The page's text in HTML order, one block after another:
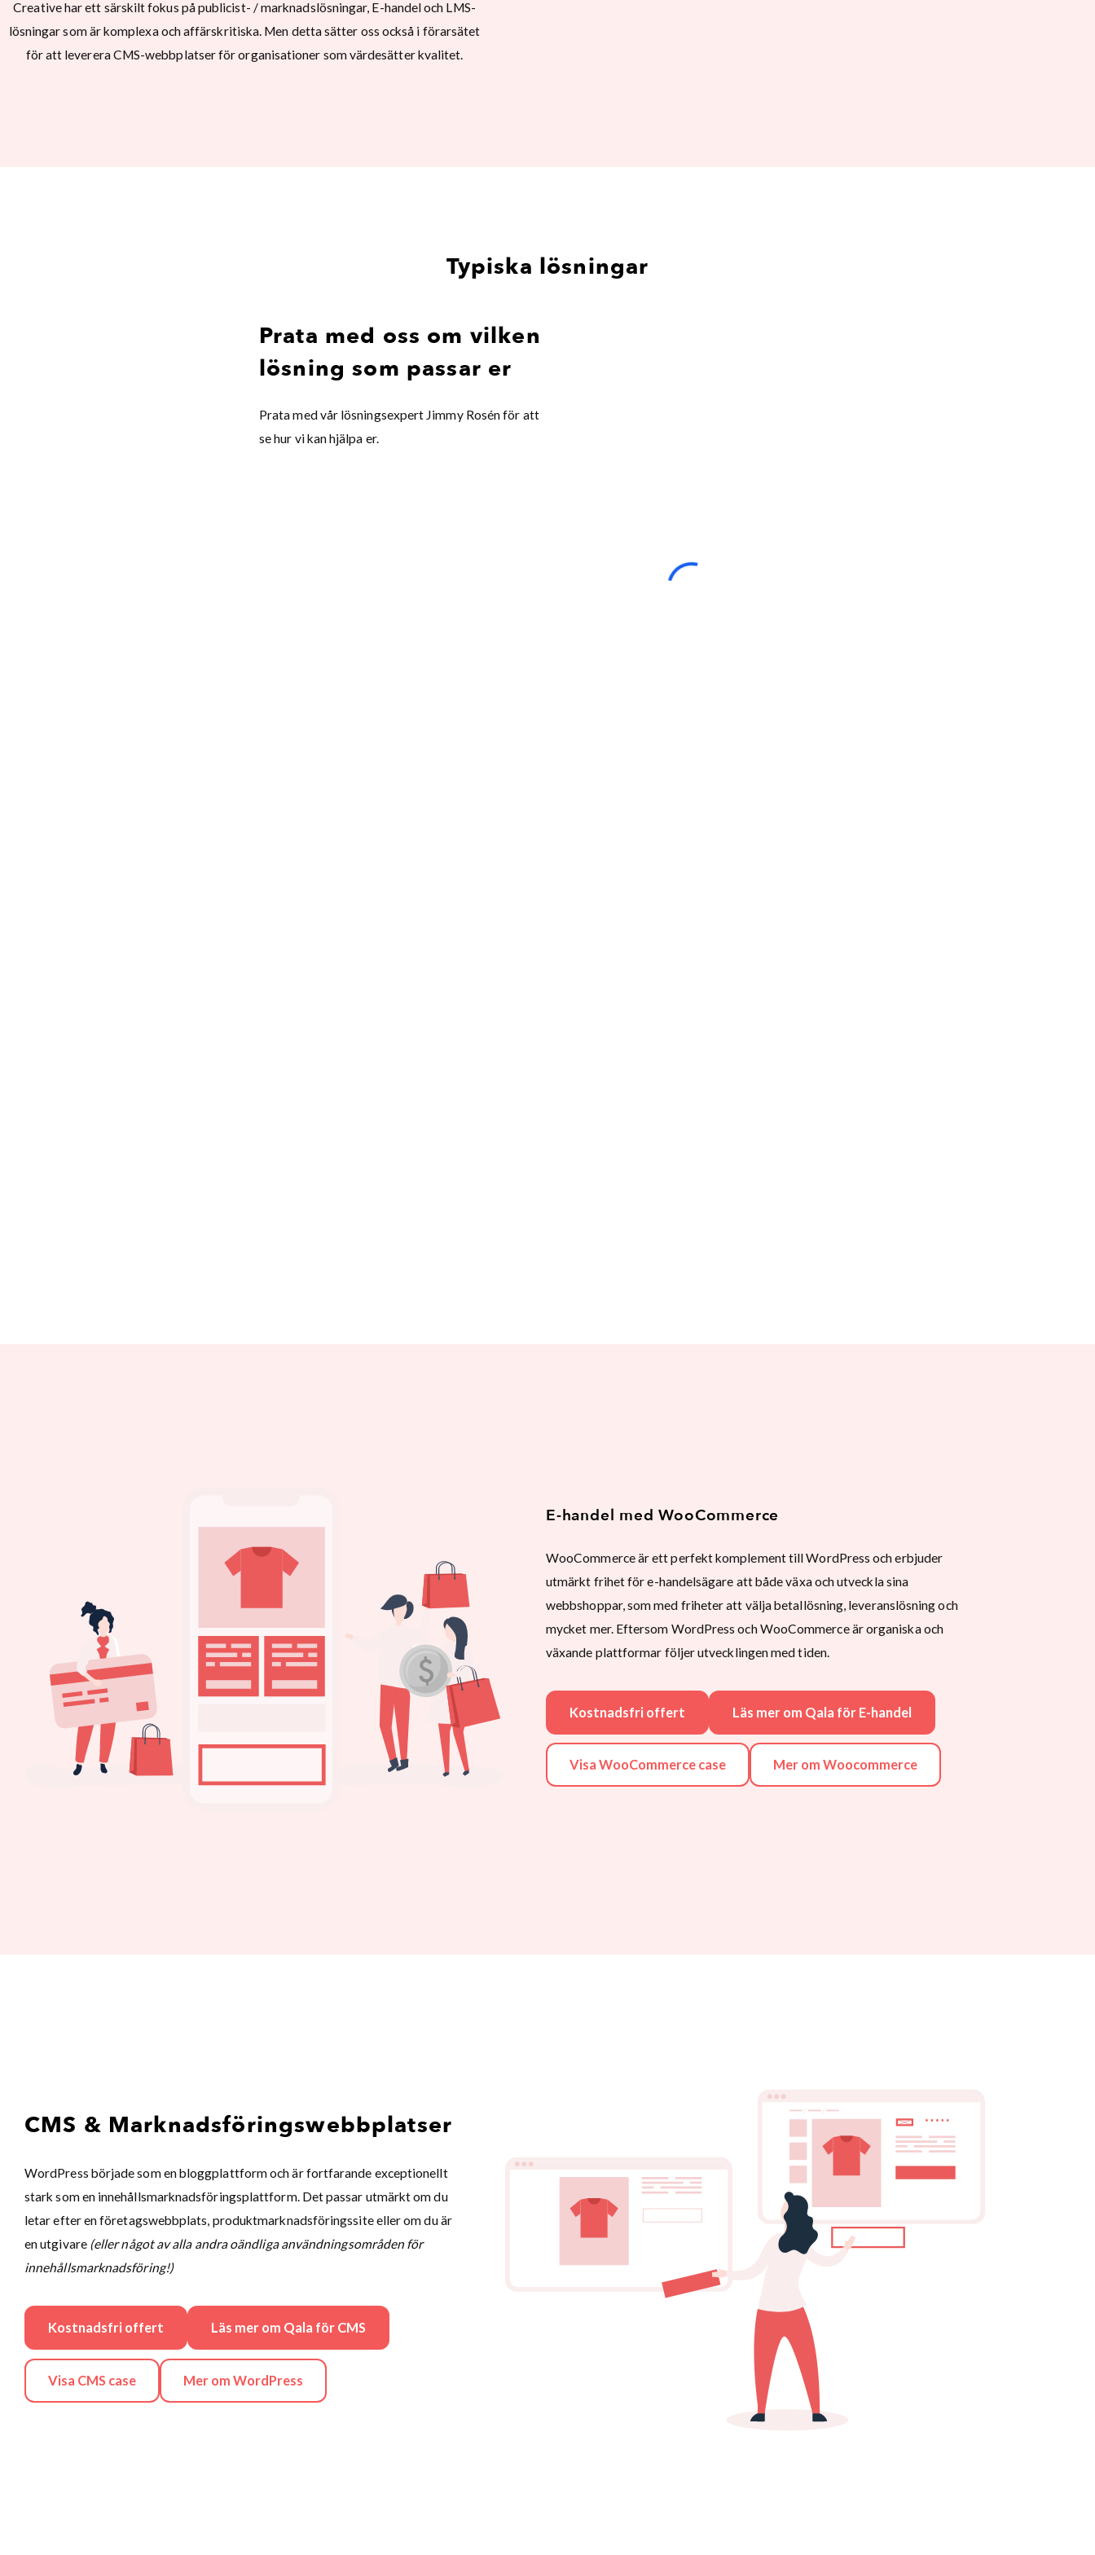
Creative har ett särskilt fokus på publicist- / marknadslösningar, E-handel och LMS-
lösningar som är komplexa och affärskritiska. Men detta sätter oss också i förarsätet
för att leverera CMS-webbplatser för organisationer som värdesätter kvalitet.
Typiska lösningar
Prata med oss om vilken
lösning som passar er
Prata med vår lösningsexpert Jimmy Rosén för att
se hur vi kan hjälpa er.
E-handel med WooCommerce
WooCommerce är ett perfekt komplement till WordPress och erbjuder
utmärkt frihet för e-handelsägare att både växa och utveckla sina
webbshoppar, som med friheter att välja betallösning, leveranslösning och
mycket mer. Eftersom WordPress och WooCommerce är organiska och
växande plattformar följer utvecklingen med tiden.
Kostnadsfri offert Läs mer om Qala för E-handel
Visa WooCommerce case Mer om Woocommerce
CMS & Marknadsföringswebbplatser
WordPress började som en bloggplattform och är fortfarande exceptionellt
stark som en innehållsmarknadsföringsplattform. Det passar utmärkt om du
letar efter en företagswebbplats, produktmarknadsföringssite eller om du är
en utgivare (eller något av alla andra oändliga användningsområden för
innehållsmarknadsföring!)
Kostnadsfri offert Läs mer om Qala för CMS
Visa CMS case Mer om WordPress